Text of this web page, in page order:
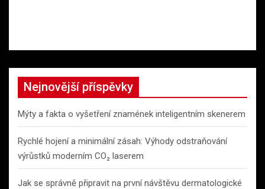
Nejnovější příspěvky
Mýty a fakta o vyšetření znamének inteligentním skenerem
Rychlé hojení a minimální zásah: Výhody odstraňování
výrůstků moderním CO₂ laserem
Jak se správně připravit na první návštěvu dermatologické